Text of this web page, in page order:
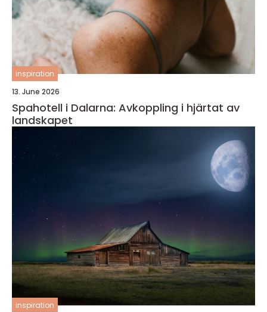
inspiration
13. June 2026
Spahotell i Dalarna: Avkoppling i hjärtat av
landskapet
inspiration